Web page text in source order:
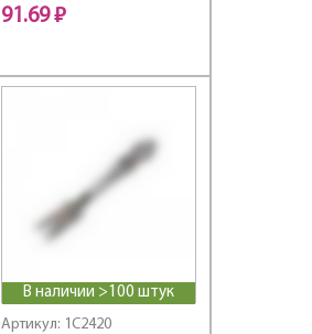
91.69 ₽
В наличии >100 штук
Артикул: 1C2420